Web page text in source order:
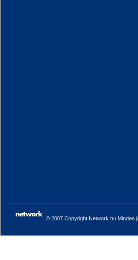
© 2007 Copyright Network.hu Minden